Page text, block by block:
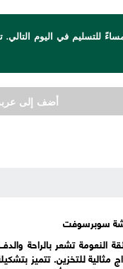
بحلول الساعة 7 مساءً للتسليم في
أضف إلى
تشعر بالراحة
للتخزين. تتميز